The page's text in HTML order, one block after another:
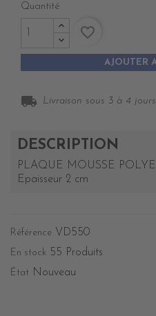
Quantité
AJOUTER
favorite_border
local_shipping Livraison sous 3 à 4
DESCRIPTION
PLAQUE MOUSSE
Epaisseur 2 cm
Référence VD550
En stock 55 Produits
État Nouveau